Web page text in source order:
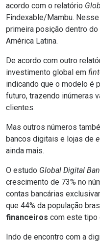
acordo com o relatório
Findexable/Mambu.
primeira posição dentro
América Latina.
De acordo com outro
investimento global em
indicando que o modelo é
futuro, trazendo inúmeras
clientes.
Mas outros números
bancos digitais e lojas de
ainda mais.
O estudo Global Digital
crescimento de 73% no
contas bancárias
que 44% da população
financeiros com este tipo
Indo de encontro com a